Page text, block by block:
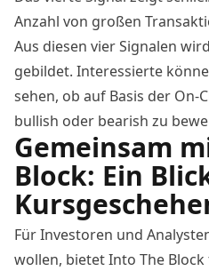
Anzahl von großen
Aus diesen vier Signalen
gebildet. Interessierte
sehen, ob auf Basis der On-
bullish oder bearish zu
Gemeinsam
Block: Ein
Für Investoren und
wollen, bietetInto The Block